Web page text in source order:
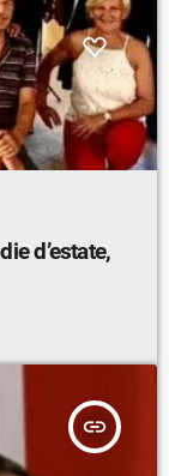
d’estate,
insert_link